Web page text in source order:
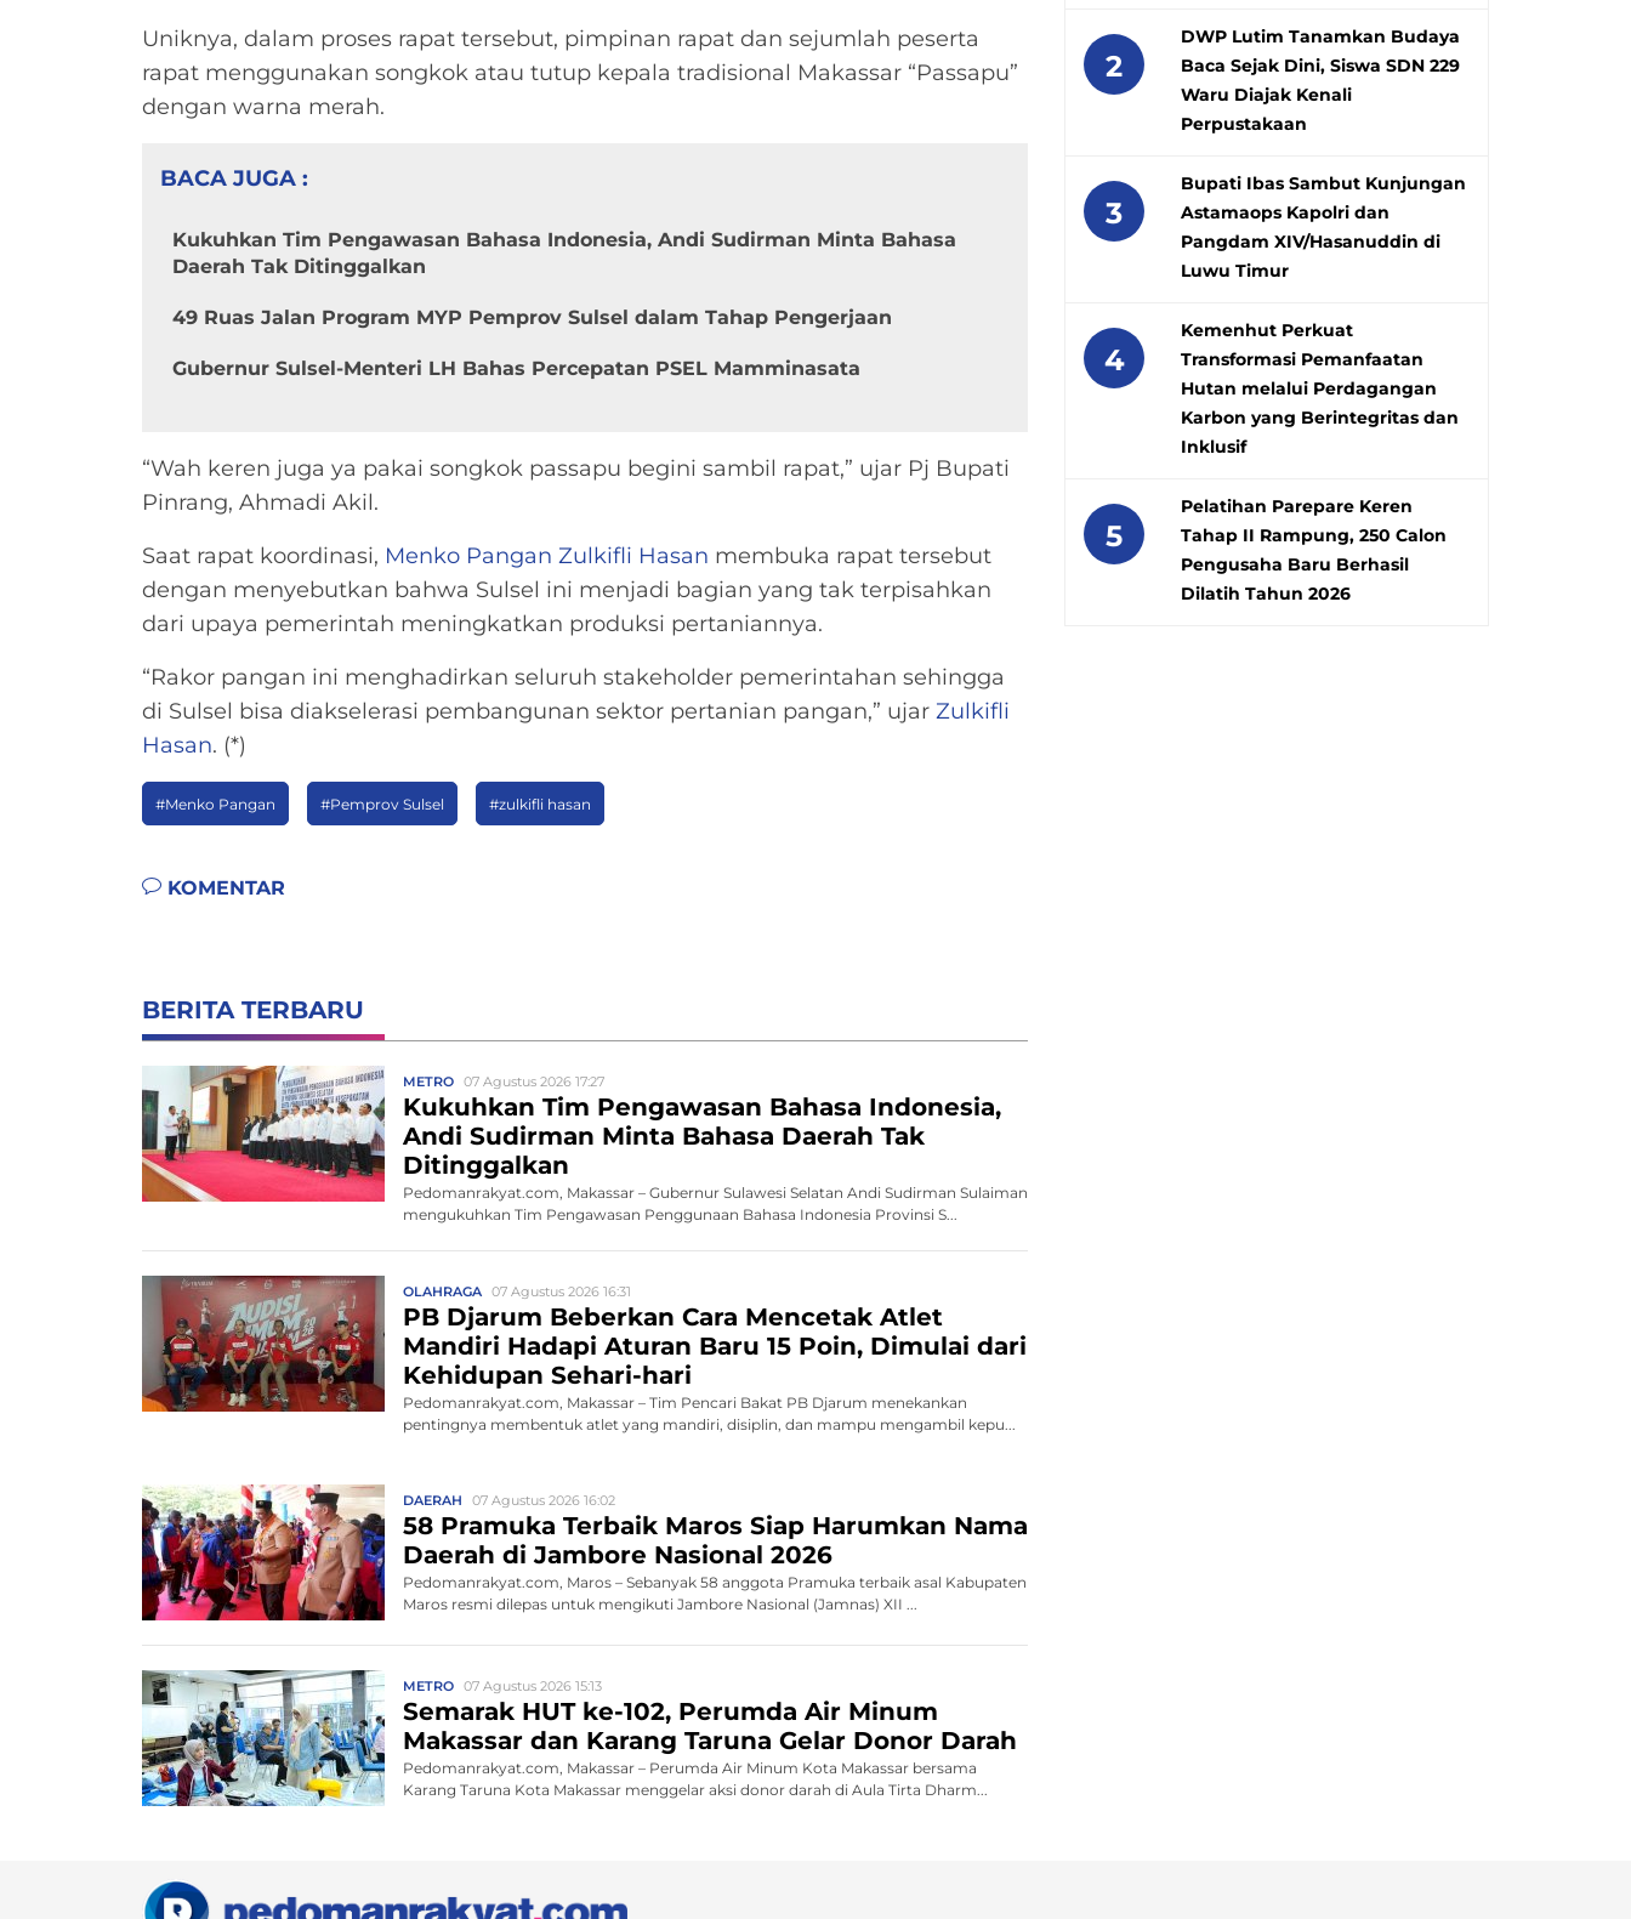
Uniknya, dalam proses rapat tersebut, pimpinan rapat dan sejumlah peserta
rapat menggunakan songkok atau tutup kepala tradisional Makassar “Passapu”
dengan warna merah.
BACA JUGA :
Kukuhkan Tim Pengawasan Bahasa Indonesia, Andi Sudirman Minta Bahasa
Daerah Tak Ditinggalkan
49 Ruas Jalan Program MYP Pemprov Sulsel dalam Tahap Pengerjaan
Gubernur Sulsel-Menteri LH Bahas Percepatan PSEL Mamminasata
“Wah keren juga ya pakai songkok passapu begini sambil rapat,” ujar Pj Bupati
Pinrang, Ahmadi Akil.
Saat rapat koordinasi, Menko Pangan Zulkifli Hasan membuka rapat tersebut
dengan menyebutkan bahwa Sulsel ini menjadi bagian yang tak terpisahkan
dari upaya pemerintah meningkatkan produksi pertaniannya.
“Rakor pangan ini menghadirkan seluruh stakeholder pemerintahan sehingga
di Sulsel bisa diakselerasi pembangunan sektor pertanian pangan,” ujar Zulkifli
Hasan. (*)
#Menko Pangan #Pemprov Sulsel #zulkifli hasan
KOMENTAR
BERITA TERBARU
METRO 07 Agustus 2026 17:27
Kukuhkan Tim Pengawasan Bahasa Indonesia,
Andi Sudirman Minta Bahasa Daerah Tak
Ditinggalkan
Pedomanrakyat.com, Makassar – Gubernur Sulawesi Selatan Andi Sudirman Sulaiman
mengukuhkan Tim Pengawasan Penggunaan Bahasa Indonesia Provinsi S...
OLAHRAGA 07 Agustus 2026 16:31
PB Djarum Beberkan Cara Mencetak Atlet
Mandiri Hadapi Aturan Baru 15 Poin, Dimulai dari
Kehidupan Sehari-hari
Pedomanrakyat.com, Makassar – Tim Pencari Bakat PB Djarum menekankan
pentingnya membentuk atlet yang mandiri, disiplin, dan mampu mengambil kepu...
DAERAH 07 Agustus 2026 16:02
58 Pramuka Terbaik Maros Siap Harumkan Nama
Daerah di Jambore Nasional 2026
Pedomanrakyat.com, Maros – Sebanyak 58 anggota Pramuka terbaik asal Kabupaten
Maros resmi dilepas untuk mengikuti Jambore Nasional (Jamnas) XII ...
METRO 07 Agustus 2026 15:13
Semarak HUT ke-102, Perumda Air Minum
Makassar dan Karang Taruna Gelar Donor Darah
Pedomanrakyat.com, Makassar – Perumda Air Minum Kota Makassar bersama
Karang Taruna Kota Makassar menggelar aksi donor darah di Aula Tirta Dharm...
2
DWP Lutim Tanamkan Budaya
Baca Sejak Dini, Siswa SDN 229
Waru Diajak Kenali
Perpustakaan
3
Bupati Ibas Sambut Kunjungan
Astamaops Kapolri dan
Pangdam XIV/Hasanuddin di
Luwu Timur
4
Kemenhut Perkuat
Transformasi Pemanfaatan
Hutan melalui Perdagangan
Karbon yang Berintegritas dan
Inklusif
5
Pelatihan Parepare Keren
Tahap II Rampung, 250 Calon
Pengusaha Baru Berhasil
Dilatih Tahun 2026